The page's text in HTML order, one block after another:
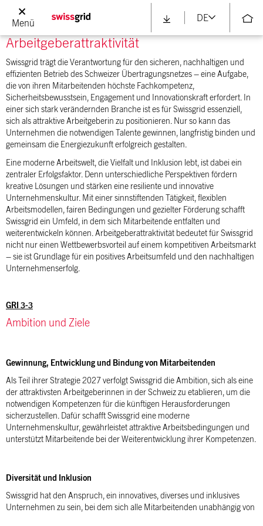
Menü
DE
Arbeitgeberattraktivität
Swissgrid trägt die Verantwortung für den sicheren, nachhaltigen und
effizienten Betrieb des Schweizer Übertragungsnetzes – eine Aufgabe,
die von ihren Mitarbeitenden höchste Fachkompetenz,
Sicherheitsbewusstsein, Engagement und Innovationskraft erfordert. In
einer sich stark verändernden Branche ist es für Swissgrid essenziell,
sich als attraktive Arbeitgeberin zu positionieren. Nur so kann das
Unternehmen die notwendigen Talente gewinnen, langfristig binden und
gemeinsam die Energiezukunft erfolgreich gestalten.
Eine moderne Arbeitswelt, die Vielfalt und Inklusion lebt, ist dabei ein
zentraler Erfolgsfaktor. Denn unterschiedliche Perspektiven fördern
kreative Lösungen und stärken eine resiliente und innovative
Unternehmenskultur. Mit einer sinnstiftenden Tätigkeit, flexiblen
Arbeitsmodellen, fairen Bedingungen und gezielter Förderung schafft
Swissgrid ein Umfeld, in dem sich Mitarbeitende entfalten und
weiterentwickeln können. Arbeitgeberattraktivität bedeutet für Swissgrid
nicht nur einen Wettbewerbsvorteil auf einem kompetitiven Arbeitsmarkt
– sie ist Grundlage für ein positives Arbeitsumfeld und den nachhaltigen
Unternehmenserfolg.
GRI 3-3
Ambition und Ziele
Gewinnung, Entwicklung und Bindung von Mitarbeitenden
Als Teil ihrer Strategie 2027 verfolgt Swissgrid die Ambition, sich als eine
der attraktivsten Arbeitgeberinnen in der Schweiz zu etablieren, um die
notwendigen Kompetenzen für die künftigen Herausforderungen
sicherzustellen. Dafür schafft Swissgrid eine moderne
Unternehmenskultur, gewährleistet attraktive Arbeitsbedingungen und
unterstützt Mitarbeitende bei der Weiterentwicklung ihrer Kompetenzen.
Diversität und Inklusion
Swissgrid hat den Anspruch, ein innovatives, diverses und inklusives
Unternehmen zu sein, bei dem sich alle Mitarbeitenden unabhängig von